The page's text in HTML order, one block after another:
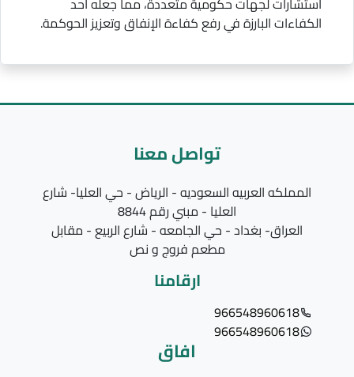
الكفاءات البارزة في رفع كفاءة الإنفاق وتعزيز الحوكمة.
تواصل معنا
المملكه العربيه السعوديه - الرياض - حي العليا- شارع
العليا - مبني رقم 8844
العراق- بغداد - حي الجامعه - شارع الربيع - مقابل
مطعم فروج و نص
ارقامنا
966548960618
966548960618
افاق